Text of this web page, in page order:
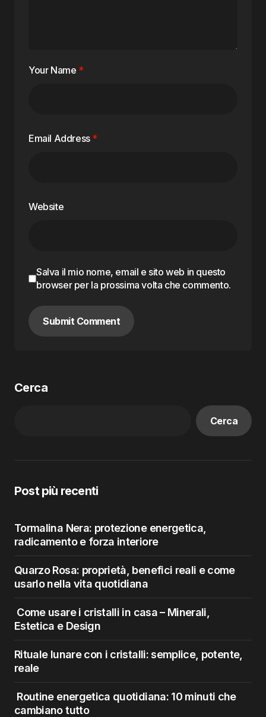
Your Name *
Email Address *
Website
Salva il mio nome, email e sito web in questo
browser per la prossima volta che commento.
Submit Comment
Cerca
Cerca
Post più recenti
Tormalina Nera: protezione energetica,
radicamento e forza interiore
Quarzo Rosa: proprietà, benefici reali e come
usarlo nella vita quotidiana
Come usare i cristalli in casa – Minerali,
Estetica e Design
Rituale lunare con i cristalli: semplice, potente,
reale
Routine energetica quotidiana: 10 minuti che
cambiano tutto